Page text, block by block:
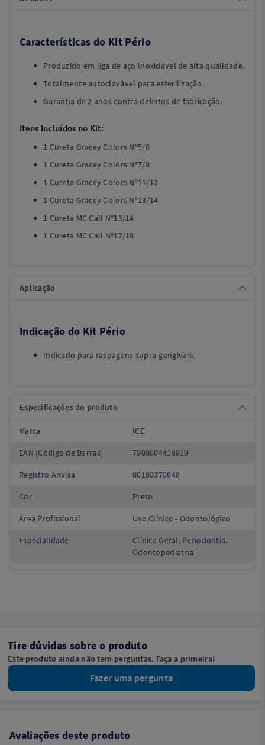
Características do Kit Pério
Produzido em liga de aço Inoxidável de alta qualidade.
Totalmente autoclavável para esterilização.
Garantia de 2 anos contra defeitos de fabricação.
Itens Incluídos no Kit:
1 Cureta Gracey Colors Nº5/6
1 Cureta Gracey Colors Nº7/8
1 Cureta Gracey Colors Nº11/12
1 Cureta Gracey Colors Nº13/14
1 Cureta MC Call Nº13/14
1 Cureta MC Call Nº17/18
Aplicação
Indicação do Kit Pério
Indicado para raspagens supra-gengivais.
Especificações do produto
Marca ICE
EAN (Código de Barras) 7908004418919
Registro Anvisa 80180370048
Cor Preto
Área Profissional Uso Clínico - Odontológico
Especialidade
Clínica Geral, Periodontia,
Odontopediatria
Tire dúvidas sobre o produto
Este produto ainda não tem perguntas. Faça a primeira!
Fazer uma pergunta
Avaliações deste produto